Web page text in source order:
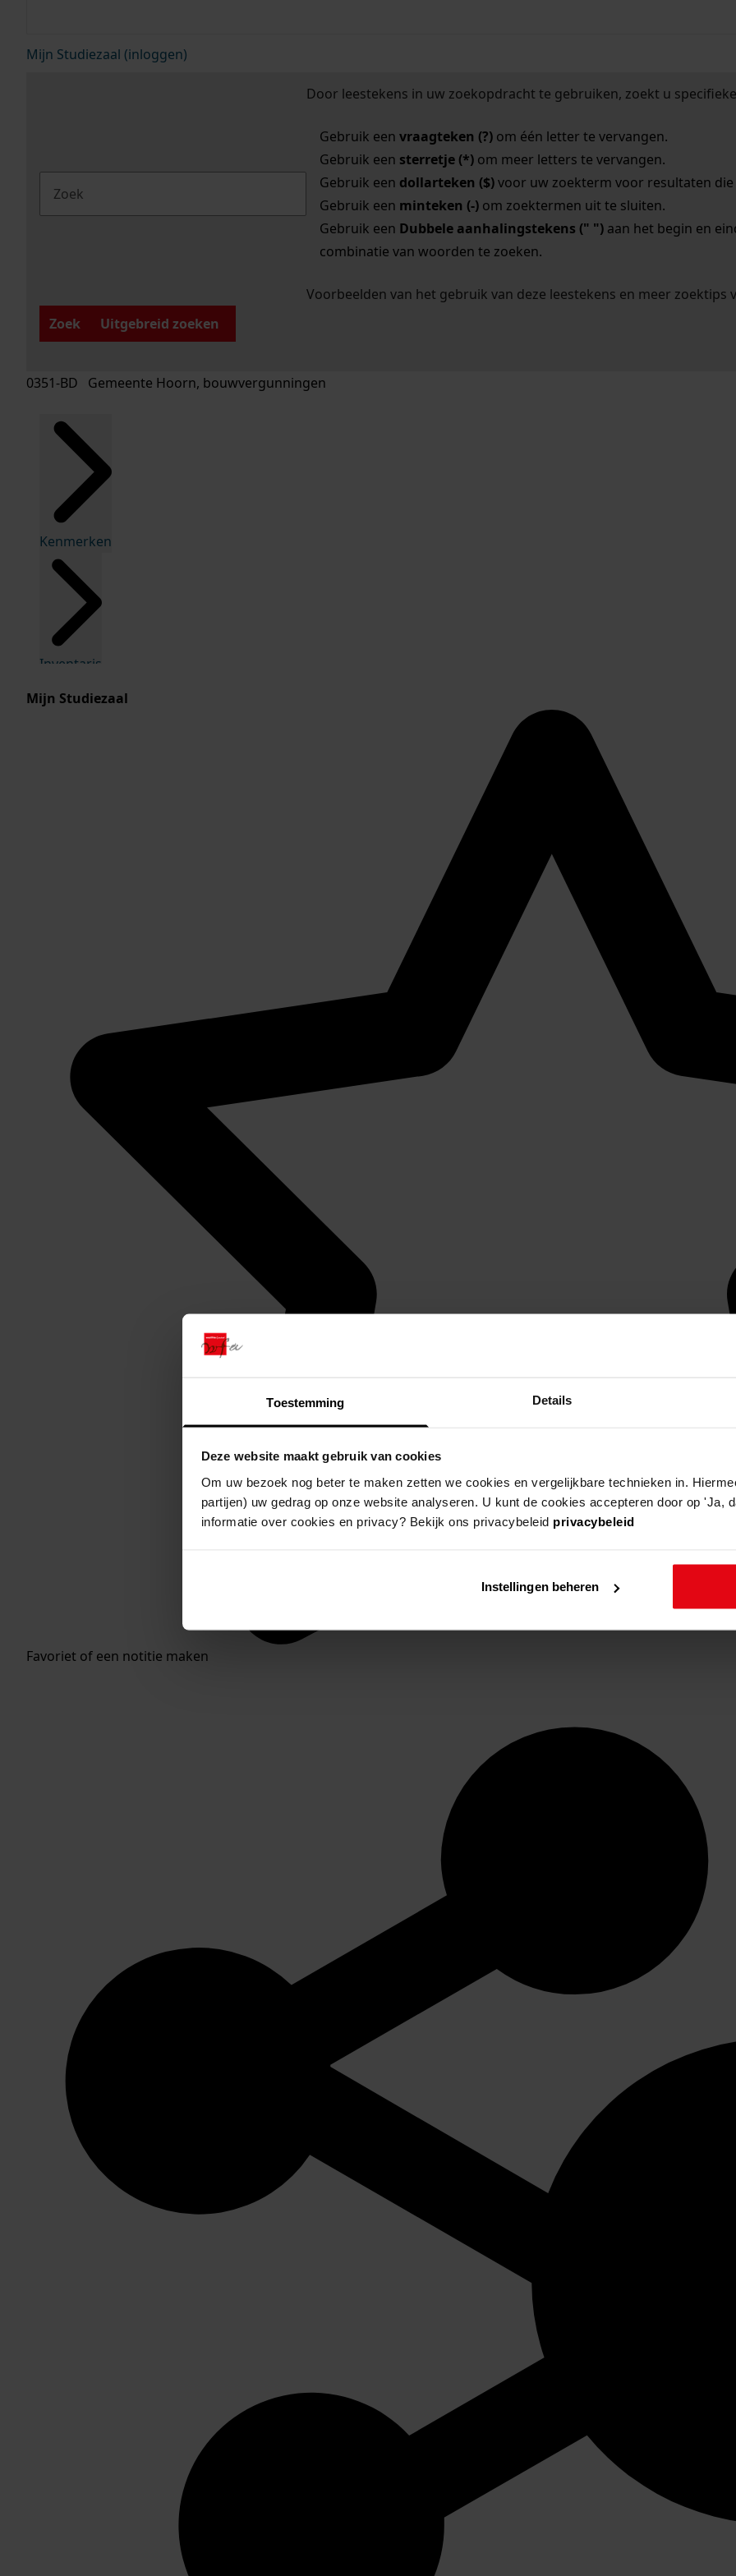
Toestemming Details
Deze website maakt gebruik van cookies
Om uw bezoek nog beter te maken zetten we cookies en vergelijkbare technieken in.
partijen) uw gedrag op onze website analyseren. U kunt de cookies accepteren door op 'Ja,
informatie over cookies en privacy? Bekijk ons privacybeleid privacybeleid
Instellingen beheren
Mijn Studiezaal (inloggen)
Door leestekens in uw zoekopdracht te gebruiken, zoekt u
Gebruik een vraagteken (?)om één letter te vervangen.
Gebruik een sterretje (*)om meer letters te vervangen.
Gebruik een dollarteken ($)voor uw zoekterm voor resultaten die
Gebruik een minteken (-)om zoektermen uit te sluiten.
Gebruik een Dubbele aanhalingstekens (" ")aan het begin en
combinatie van woorden te zoeken.
Voorbeelden van het gebruik van deze leestekens en meer zoektips
Zoek
Uitgebreid zoeken
0351-BD Gemeente Hoorn, bouwvergunningen
Kenmerken
Inventaris
Mijn Studiezaal
Favoriet of een notitie maken